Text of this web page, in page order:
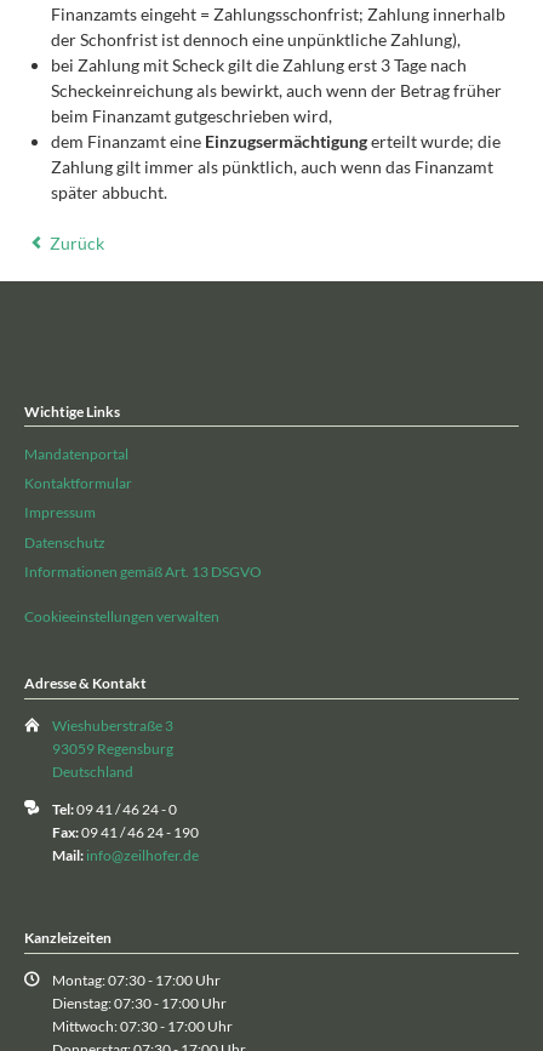
Finanzamts eingeht = Zahlungsschonfrist; Zahlung innerhalb
der Schonfrist ist dennoch eine unpünktliche Zahlung),
bei Zahlung mit Scheck gilt die Zahlung erst 3 Tage nach
Scheckeinreichung als bewirkt, auch wenn der Betrag früher
beim Finanzamt gutgeschrieben wird,
dem Finanzamt eine Einzugsermächtigungerteilt wurde; die
Zahlung gilt immer als pünktlich, auch wenn das Finanzamt
später abbucht.
Zurück
Wichtige Links
Mandatenportal
Kontaktformular
Impressum
Datenschutz
Informationen gemäß Art. 13 DSGVO
Cookieeinstellungen verwalten
Adresse & Kontakt
Wieshuberstraße 3
93059 Regensburg
Deutschland
Tel:09 41 / 46 24 - 0
Fax:09 41 / 46 24 - 190
Mail: info@zeilhofer.de
Kanzleizeiten
Montag: 07:30 - 17:00 Uhr
Dienstag: 07:30 - 17:00 Uhr
Mittwoch: 07:30 - 17:00 Uhr